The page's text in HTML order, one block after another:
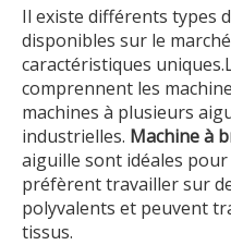
Il existe différents types
disponibles sur le
caractéristiques
comprennent les
machines à plusieurs
industrielles. Machine à
aiguille sont idéales
préfèrent travailler sur
polyvalents et peuvent
tissus.